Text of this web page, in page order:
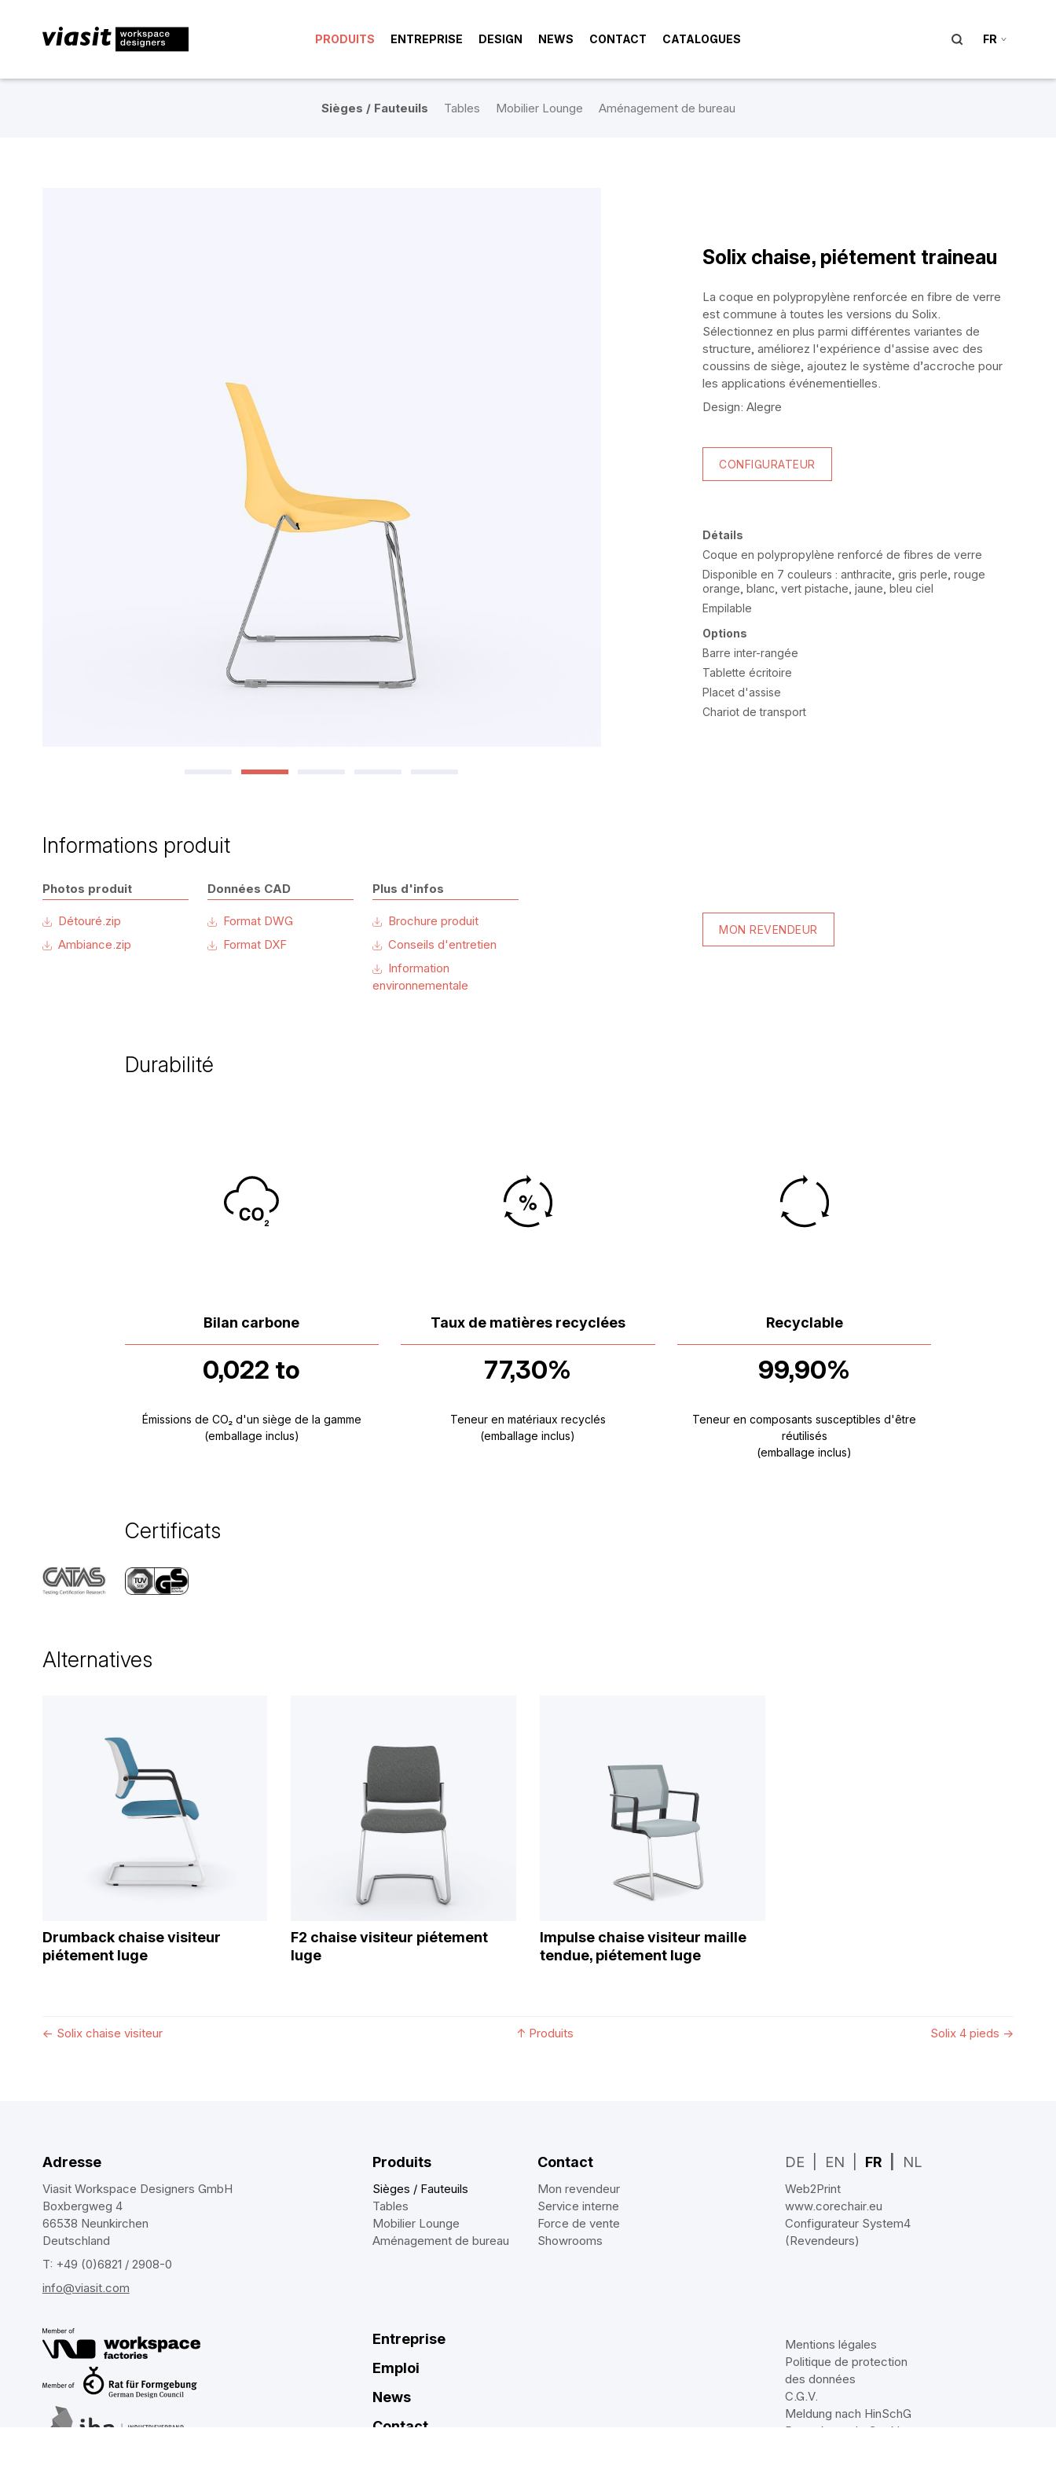
PRODUITS ENTREPRISE DESIGN NEWS CONTACT CATALOGUES FR
Sièges / Fauteuils Tables Mobilier Lounge Aménagement de bureau
Solix chaise, piétement traineau
La coque en polypropylène renforcée en fibre de verre
est commune à toutes les versions du Solix.
Sélectionnez en plus parmi différentes variantes de
structure, améliorez l'expérience d'assise avec des
coussins de siège, ajoutez le système d’accroche pour
les applications événementielles.
Design: Alegre
CONFIGURATEUR
Détails
Coque en polypropylène renforcé de fibres de verre
Disponible en 7 couleurs : anthracite, gris perle, rouge
orange, blanc, vert pistache, jaune, bleu ciel
Empilable
Options
Barre inter-rangée
Tablette écritoire
Placet d'assise
Chariot de transport
Informations produit
Photos produit
Détouré.zip
Ambiance.zip
Données CAD
Format DWG
Format DXF
Plus d'infos
Brochure produit
Conseils d'entretien
Information
environnementale
MON REVENDEUR
Durabilité
Bilan carbone
0,022 to
Émissions de CO₂ d'un siège de la gamme
(emballage inclus)
Taux de matières recyclées
77,30%
Teneur en matériaux recyclés
(emballage inclus)
Recyclable
99,90%
Teneur en composants susceptibles d'être
réutilisés
(emballage inclus)
Certificats
Alternatives
Drumback chaise visiteur
piétement luge
F2 chaise visiteur piétement
luge
Impulse chaise visiteur maille
tendue, piétement luge
← Solix chaise visiteur ↑ Produits Solix 4 pieds →
Adresse
Viasit Workspace Designers GmbH
Boxbergweg 4
66538 Neunkirchen
Deutschland
T: +49 (0)6821 / 2908-0
info@viasit.com
Produits
Sièges / Fauteuils
Tables
Mobilier Lounge
Aménagement de bureau
Contact
Mon revendeur
Service interne
Force de vente
Showrooms
DE EN FR NL
Web2Print
www.corechair.eu
Configurateur System4
(Revendeurs)
Entreprise
Emploi
News
Contact
Mentions légales
Politique de protection
des données
C.G.V.
Meldung nach HinSchG
Paramètres de Cookie